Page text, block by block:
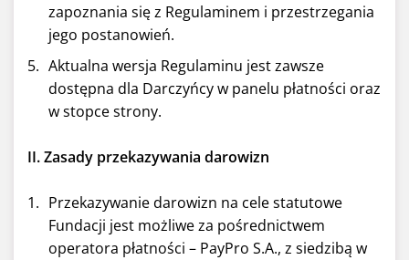
zapoznania się z Regulaminem i przestrzegania
jego postanowień.
Aktualna wersja Regulaminu jest zawsze
dostępna dla Darczyńcy w panelu płatności oraz
w stopce strony.
II. Zasady przekazywania darowizn
Przekazywanie darowizn na cele statutowe
Fundacji jest możliwe za pośrednictwem
operatora płatności – PayPro S.A., z siedzibą w